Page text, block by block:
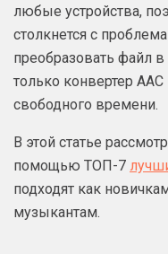
любые устройства,
столкнется с
преобразовать файл
только конвертер
свободного времени.
В этой статье
помощью ТОП-7
подходят как
музыкантам.